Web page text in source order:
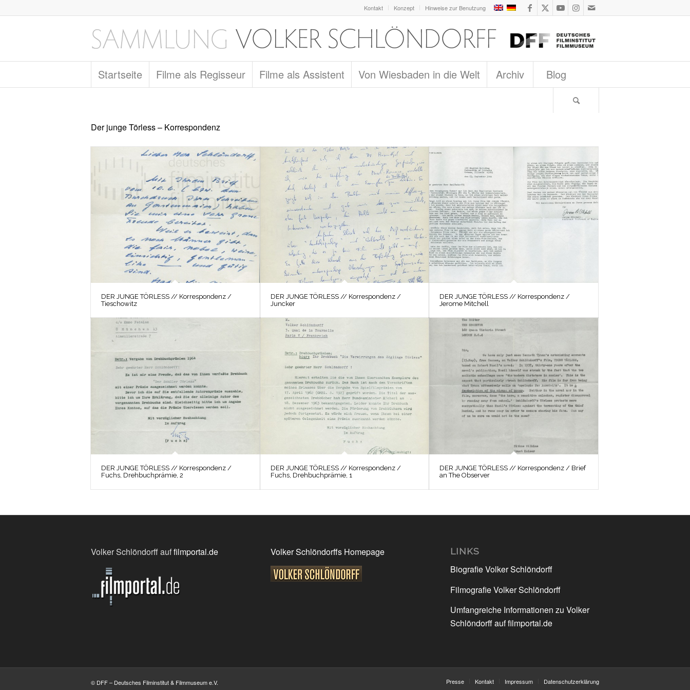
Kontakt Konzept Hinweise zur Benutzung
Startseite Filme als Regisseur Filme als Assistent Von Wiesbaden in die Welt Archiv Blog
Der junge Törless – Korrespondenz
DER JUNGE TÖRLESS // Korrespondenz /
Tieschowitz
DER JUNGE TÖRLESS // Korrespondenz /
Juncker
DER JUNGE TÖRLESS // Korrespondenz /
Jerome Mitchell
DER JUNGE TÖRLESS // Korrespondenz /
Fuchs, Drehbuchprämie, 2
DER JUNGE TÖRLESS // Korrespondenz /
Fuchs, Drehbuchprämie, 1
DER JUNGE TÖRLESS // Korrespondenz / Brief
an The Observer
Volker Schlöndorff auffilmportal.de Volker Schlöndorffs Homepage LINKS
Biografie Volker Schlöndorff
Filmografie Volker Schlöndorff
Umfangreiche Informationen zu Volker
Schlöndorff auf filmportal.de
© DFF – Deutsches Filminstitut & Filmmuseum e.V. Presse Kontakt Impressum Datenschutzerklärung